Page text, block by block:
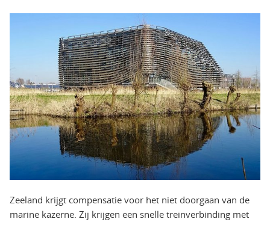
Zeeland krijgt compensatie voor het niet doorgaan van de
marine kazerne. Zij krijgen een snelle treinverbinding met